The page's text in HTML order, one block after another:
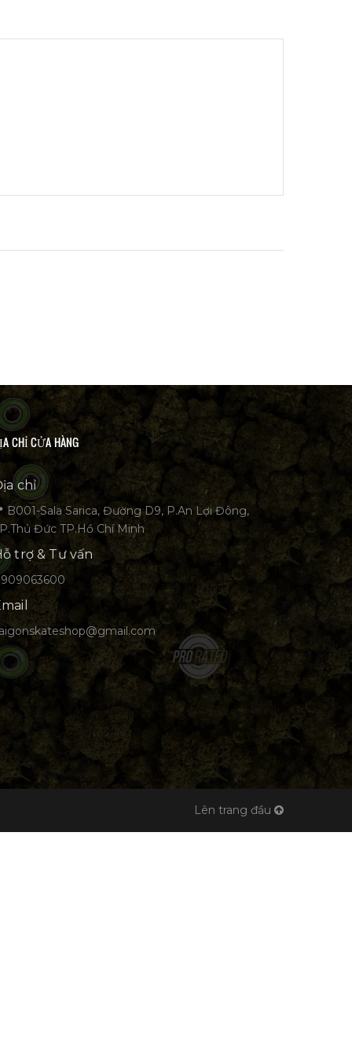
CHỈ CỬA HÀNG
chỉ
B001-Sala Sarica, Đường D9, P.An Lợi Đông,
Đức TP.Hồ Chí Minh
trợ & Tư vấn
Lên trang đầu